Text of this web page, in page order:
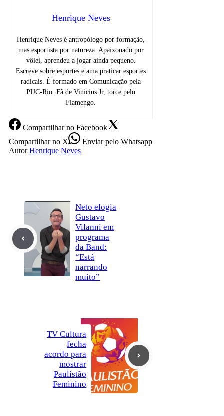
Henrique Neves
Henrique Neves é antropólogo por formação,
mas esportista por natureza. Apaixonado por
vôlei, aprendeu a jogar ainda pequeno.
Escreve sobre esportes e ama praticar esportes
radicais. É formado em Comunicação pela
PUC-Rio. Fã de Vinicius Jr, torce pelo
Flamengo.
Compartilharno Facebook
Compartilharno X Enviarpelo Whatsapp
Autor Henrique Neves
Neto elogia
Gustavo
Vilanni em
programa
da Band:
“Está
narrando
muito”
TV Cultura
fecha
acordo para
mostrar
Paulistão
Feminino